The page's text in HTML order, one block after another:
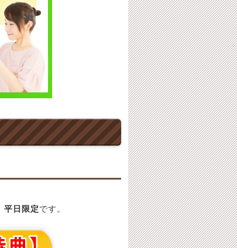
平日限定です。